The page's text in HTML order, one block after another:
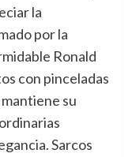
la
por la
Ronald
con pinceladas
su
Sarcos